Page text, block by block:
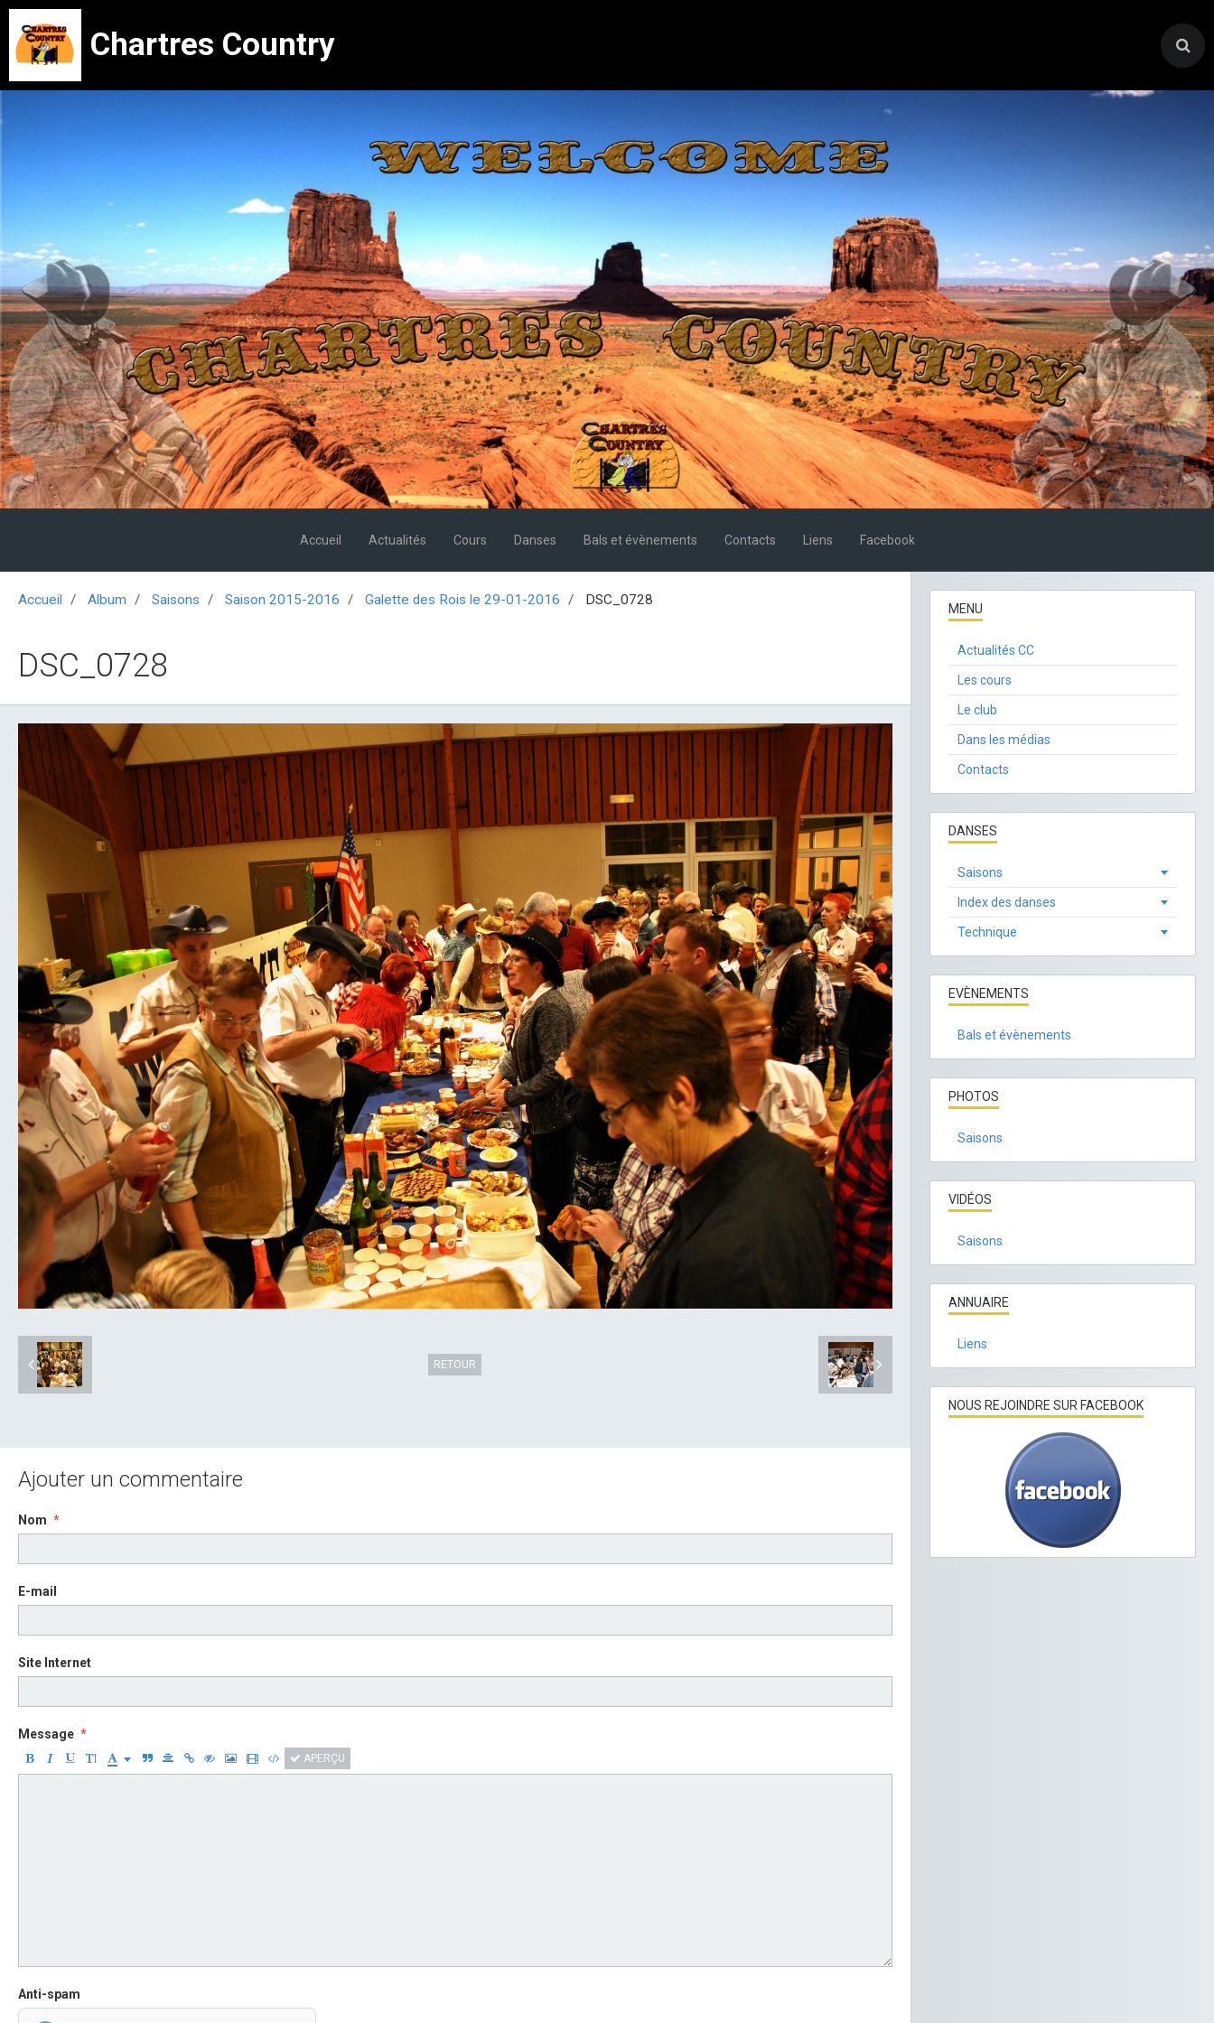
Chartres Country
Accueil Actualités Cours Danses Bals et évènements Contacts Liens Facebook
Accueil Album Saisons Saison 2015-2016 Galette des Rois le 29-01-2016 DSC_0728
DSC_0728
RETOUR
Ajouter un commentaire
Nom
E-mail
Site Internet
Message
APERÇU
Anti-spam
MENU
Actualités CC
Les cours
Le club
Dans les médias
Contacts
DANSES
Saisons
Index des danses
Technique
EVÈNEMENTS
Bals et évènements
PHOTOS
Saisons
VIDÉOS
Saisons
ANNUAIRE
Liens
NOUS REJOINDRE SUR FACEBOOK